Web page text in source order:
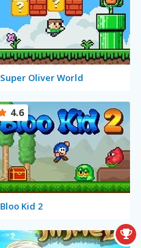
Super Oliver World
Bloo Kid 2
4.6